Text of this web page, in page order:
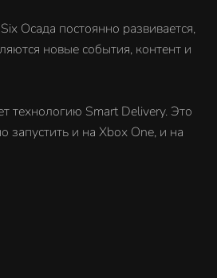
Осада постоянно развивается,
новые события, контент и
технологию Smart Delivery. Это
запустить и на Xbox One, и на